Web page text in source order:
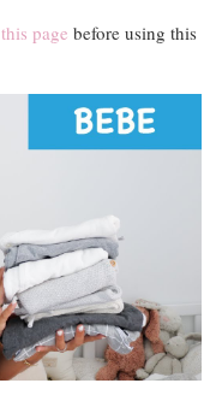
this page before using this